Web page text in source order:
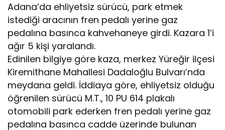
Adana’da ehliyetsiz sürücü, park etmek
istediği aracının fren pedalı yerine gaz
pedalına basınca kahvehaneye girdi. Kazara 1’i
ağır 5 kişi yaralandı.
Edinilen bilgiye göre kaza, merkez Yüreğir ilçesi
Kiremithane Mahallesi Dadaloğlu Bulvarı’nda
meydana geldi. İddiaya göre, ehliyetsiz olduğu
öğrenilen sürücü M.T., 10 PU 614 plakalı
otomobili park ederken fren pedalı yerine gaz
pedalına basınca cadde üzerinde bulunan